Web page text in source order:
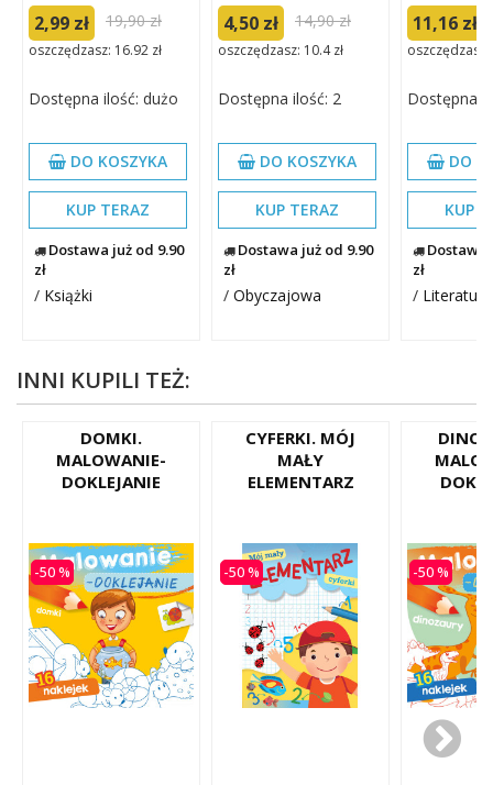
2,99 zł 19,90 zł
oszczędzasz: 16.92 zł
Dostępna ilość: dużo
DO KOSZYKA
KUP TERAZ
Dostawa już od 9.90
zł
/ Książki
4,50 zł 14,90 zł
oszczędzasz: 10.4 zł
Dostępna ilość: 2
DO KOSZYKA
KUP TERAZ
Dostawa już od 9.90
zł
/ Obyczajowa
11,16 zł
oszczędzasz:
Dostępna
DO
KUP
Dostawa
zł
/
INNI KUPILI TEŻ:
DOMKI.
MALOWANIE-
DOKLEJANIE
-50 %
CYFERKI. MÓJ
MAŁY
ELEMENTARZ
-50 % -50 %